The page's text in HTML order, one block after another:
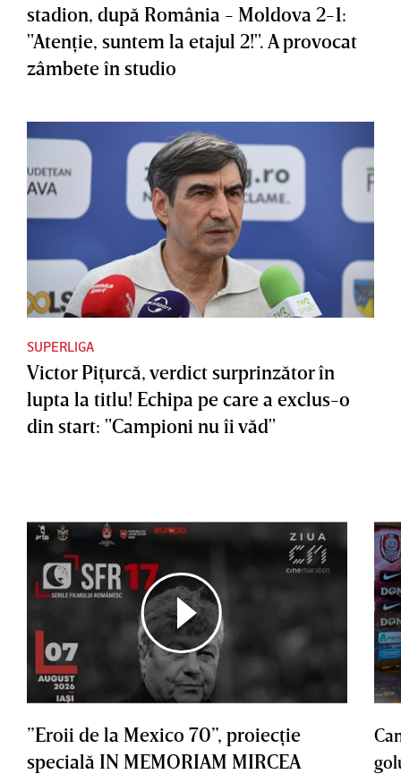
stadion, după România - Moldova 2-1:
"Atenţie, suntem la etajul 2!". A provocat
zâmbete în studio
SUPERLIGA
Victor Piţurcă, verdict surprinzător în
lupta la titlu! Echipa pe care a exclus-o
din start: "Campioni nu îi văd"
”Eroii de la Mexico 70”, proiecţie
specială IN MEMORIAM MIRCEA